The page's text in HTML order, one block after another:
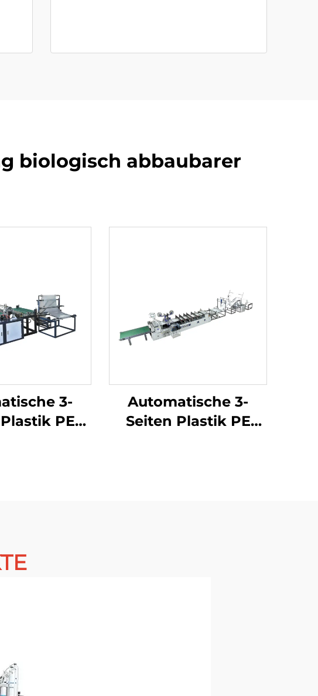
biologisch abbaubarer
3-
PE
Automatische 3-
Seiten Plastik PE